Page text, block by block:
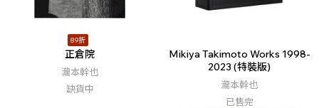
89折
正倉院
瀧本幹也
缺貨中
Mikiya Takimoto Works 1998-
2023 (特裝版)
瀧本幹也
已售完